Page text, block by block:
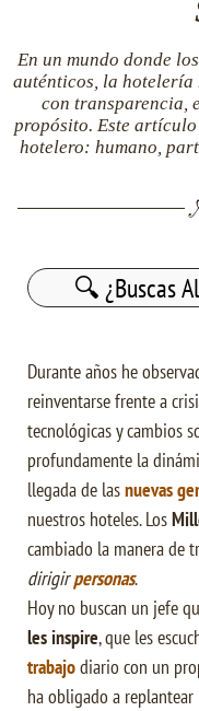
En un mundo donde
auténticos, la hotelería
con transparencia,
propósito. Este
hotelero: humano,
Buscar:
Durante años he
reinventarse frente a
tecnológicas y cambios
profundamente la
llegada de lasnuevas
nuestros hoteles. Los
cambiado la manera de
dirigirpersonas.
Hoy no buscan un jefe
les inspire, que les
trabajodiario con un
ha obligado a